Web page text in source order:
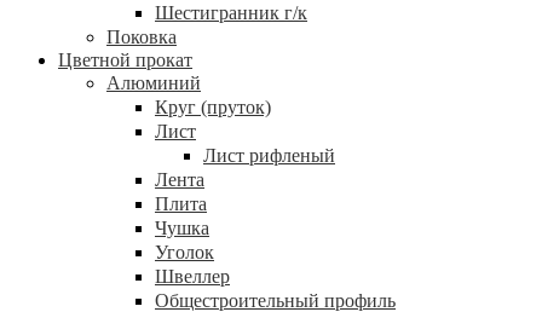
Шестигранник г/к
Поковка
Цветной прокат
Алюминий
Круг (пруток)
Лист
Лист рифленый
Лента
Плита
Чушка
Уголок
Швеллер
Общестроительный профиль